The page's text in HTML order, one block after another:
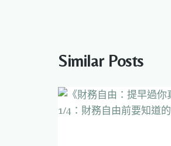
Similar Posts